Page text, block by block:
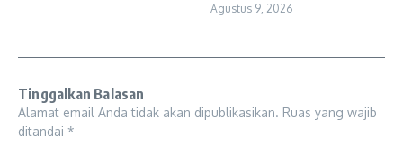
Agustus 9, 2026
Tinggalkan Balasan
Alamat email Anda tidak akan dipublikasikan. Ruas yang wajib
ditandai *